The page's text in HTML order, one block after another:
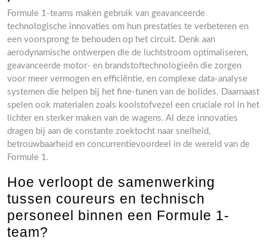
Formule 1-teams maken gebruik van geavanceerde
technologische innovaties om hun prestaties te verbeteren en
een voorsprong te behouden op het circuit. Denk aan
aerodynamische ontwerpen die de luchtstroom optimaliseren,
geavanceerde motor- en brandstoftechnologieën die zorgen
voor meer vermogen en efficiëntie, en complexe data-analyse
systemen die helpen bij het fine-tunen van de bolides. Daarnaast
spelen ook materialen zoals koolstofvezel een cruciale rol in het
lichter en sterker maken van de wagens. Al deze innovaties
dragen bij aan de constante zoektocht naar snelheid,
betrouwbaarheid en concurrentievoordeel in de wereld van de
Formule 1.
Hoe verloopt de samenwerking
tussen coureurs en technisch
personeel binnen een Formule 1-
team?